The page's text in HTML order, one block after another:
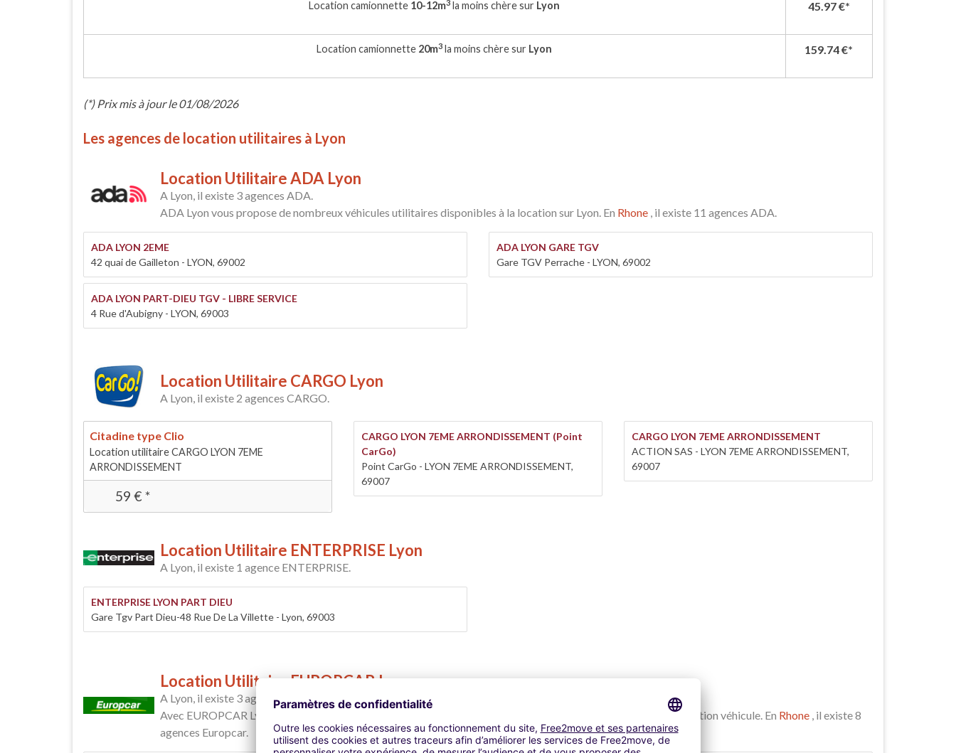
Location camionnette 10-12m3 la moins chère sur Lyon
Location camionnette 20m3 la moins chère sur Lyon
45.97€*
159.74€*
(*) Prix mis à jour le 01/08/2026
Les agences de location utilitaires à Lyon
Location Utilitaire ADA Lyon
A Lyon, il existe 3 agences ADA.
ADA Lyon vous propose de nombreux véhicules utilitaires disponibles à la location sur Lyon. En Rhone , il existe 11 agences ADA.
ADA LYON 2EME
42 quai de Gailleton - LYON, 69002
ADA LYON GARE TGV
Gare TGV Perrache - LYON, 69002
ADA LYON PART-DIEU TGV - LIBRE SERVICE
4 Rue d'Aubigny - LYON, 69003
Location Utilitaire CARGO Lyon
A Lyon, il existe 2 agences CARGO.
Citadine type Clio
Location utilitaire CARGO LYON 7EME
ARRONDISSEMENT
59 € *
CARGO LYON 7EME ARRONDISSEMENT (Point
CarGo)
Point CarGo - LYON 7EME ARRONDISSEMENT,
69007
CARGO LYON 7EME ARRONDISSEMENT
ACTION SAS - LYON 7EME ARRONDISSEMENT,
69007
Location Utilitaire ENTERPRISE Lyon
A Lyon, il existe 1 agence ENTERPRISE.
ENTERPRISE LYON PART DIEU
Gare Tgv Part Dieu-48 Rue De La Villette - Lyon, 69003
Location Utilitaire EUROPCAR Lyon
A Lyon, il existe 3 agences EUROPCAR.
Avec EUROPCAR Lyon vous pourrez louer un utilitaire à Lyon en toute confiance avec le leader européen de location véhicule. En Rhone , il existe 8
agences Europcar.